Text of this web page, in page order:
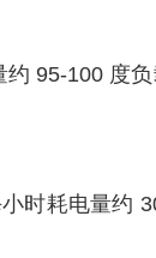
95-100 度
时耗电量约